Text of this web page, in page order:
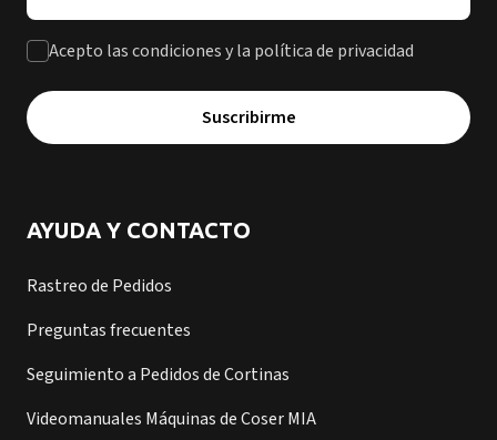
Acepto las condiciones y la política de privacidad
Suscribirme
AYUDA Y CONTACTO
Rastreo de Pedidos
Preguntas frecuentes
Seguimiento a Pedidos de Cortinas
Videomanuales Máquinas de Coser MIA